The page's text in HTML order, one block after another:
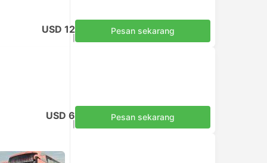
USD 12 Pesan sekarang
USD 6 Pesan sekarang